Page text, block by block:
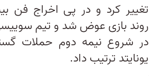
تغییر کرد و در پی اخراج فن
روند بازی عوض شد و تیم
در شروع نیمه دوم حملات
یونایتد ترتیب داد.